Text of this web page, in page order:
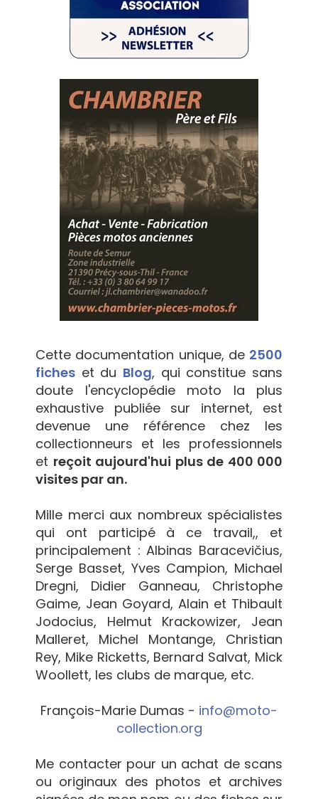
Cette documentation unique, de 2500
fiches et du Blog, qui constitue sans
doute l'encyclopédie moto la plus
exhaustive publiée sur internet, est
devenue une référence chez les
collectionneurs et les professionnels
et reçoit aujourd'hui plus de 400 000
visites par an.
Mille merci aux nombreux spécialistes
qui ont participé à ce travail,, et
principalement : Albinas Baracevičius,
Serge Basset, Yves Campion, Michael
Dregni, Didier Ganneau, Christophe
Gaime, Jean Goyard, Alain et Thibault
Jodocius, Helmut Krackowizer, Jean
Malleret, Michel Montange, Christian
Rey, Mike Ricketts, Bernard Salvat, Mick
Woollett, les clubs de marque, etc.
François-Marie Dumas - info@moto-
collection.org
Me contacter pour un achat de scans
ou originaux des photos et archives